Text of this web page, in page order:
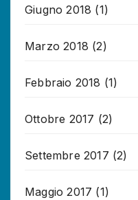
Giugno 2018 (1)
Marzo 2018 (2)
Febbraio 2018 (1)
Ottobre 2017 (2)
Settembre 2017 (2)
Maggio 2017 (1)